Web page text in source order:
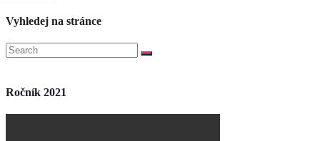
Vyhledej na stránce
Ročník 2021